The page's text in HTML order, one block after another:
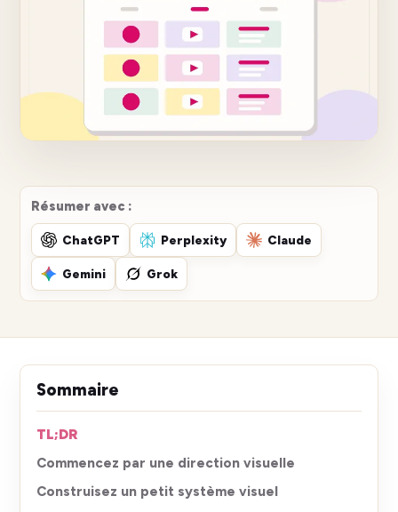
Résumer avec :
ChatGPT Perplexity Claude
Gemini Grok
Sommaire
TL;DR
Commencez par une direction visuelle
Construisez un petit système visuel